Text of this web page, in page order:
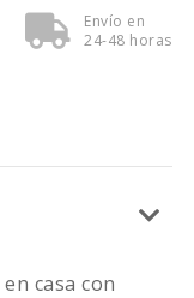
Envío en
24-48 horas
casa con